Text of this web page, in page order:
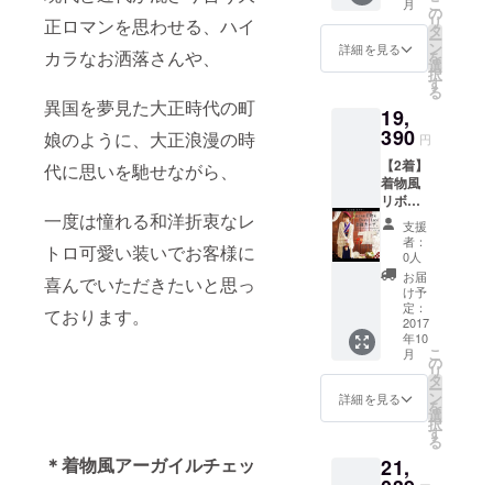
正ロマンを思わせる、ハイ
カラなお洒落さんや、
異国を夢見た大正時代の町
娘のように、大正浪漫の時
代に思いを馳せながら、
一度は憧れる和洋折衷なレ
トロ可愛い装いでお客様に
喜んでいただきたいと思っ
ております。
＊着物風アーガイルチェッ
月
詳細を見る
の
リ
タ
ー
ン
を
選
択
す
る
19,
390 円
【2着】
着物風
リボン
付き妖
精レー
ス羽織
（ff103
支援
者：
0人
お届
け予
定：
2017
年10
月
詳細を見る
こ
の
リ
タ
ー
ン
を
選
択
す
る
21,